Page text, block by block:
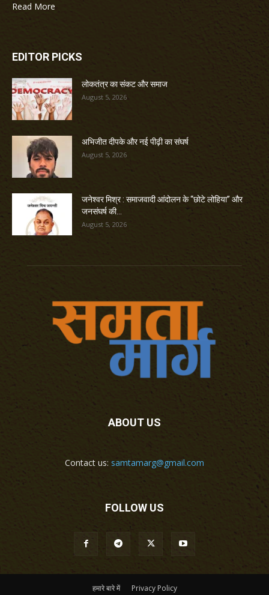
Read More
EDITOR PICKS
लोकतंत्र का संकट और समाज
August 5, 2026
अभिजीत दीपके और नई पीढ़ी का संघर्ष
August 5, 2026
जनेश्वर मिश्र : समाजवादी आंदोलन के “छोटे लोहिया” और
जनसंघर्ष की...
August 5, 2026
ABOUT US
Contact us: samtamarg@gmail.com
FOLLOW US
हमारे बारे में Privacy Policy